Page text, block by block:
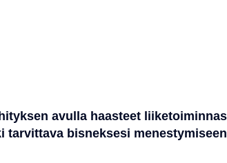
avulla haasteet
bisneksesi